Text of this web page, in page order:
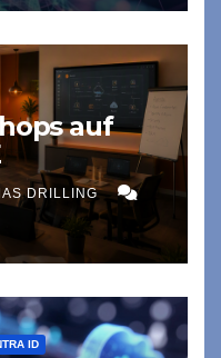
auf
DRILLING
ID